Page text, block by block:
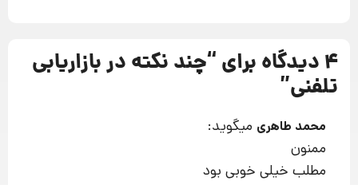
4 دیدگاه برای “ چند نکته در بازاریابی
تلفنی”
محمد طاهری میگوید:
ممنون
مطلب خیلی خوبی بود